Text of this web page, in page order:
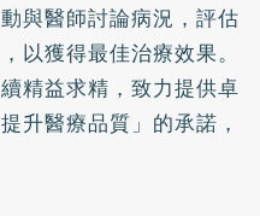
與醫師討論病況，評估
以獲得最佳治療效果。
精益求精，致力提供卓
升醫療品質」的承諾，